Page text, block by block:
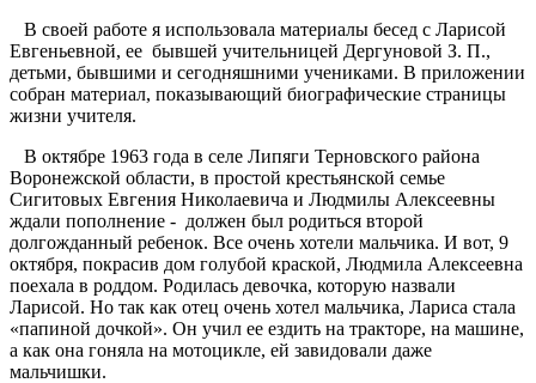
В своей работе я использовала материалы бесед с Ларисой
Евгеньевной, ее бывшей учительницей Дергуновой З. П.,
детьми, бывшими и сегодняшними учениками. В приложении
собран материал, показывающий биографические страницы
жизни учителя.
В октябре 1963 года в селе Липяги Терновского района
Воронежской области, в простой крестьянской семье
Сигитовых Евгения Николаевича и Людмилы Алексеевны
ждали пополнение - должен был родиться второй
долгожданный ребенок. Все очень хотели мальчика. И вот, 9
октября, покрасив дом голубой краской, Людмила Алексеевна
поехала в роддом. Родилась девочка, которую назвали
Ларисой. Но так как отец очень хотел мальчика, Лариса стала
«папиной дочкой». Он учил ее ездить на тракторе, на машине,
а как она гоняла на мотоцикле, ей завидовали даже
мальчишки.